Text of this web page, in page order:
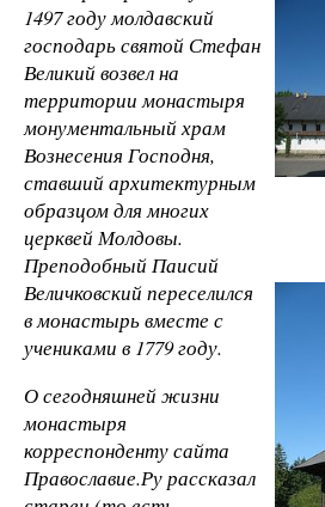
1497 году молдавский
господарь святой Стефан
Великий возвел на
территории монастыря
монументальный храм
Вознесения Господня,
ставший архитектурным
образцом для многих
церквей Молдовы.
Преподобный Паисий
Величковский переселился
в монастырь вместе с
учениками в 1779 году.
О сегодняшней жизни
монастыря
корреспонденту сайта
Православие.Ру рассказал